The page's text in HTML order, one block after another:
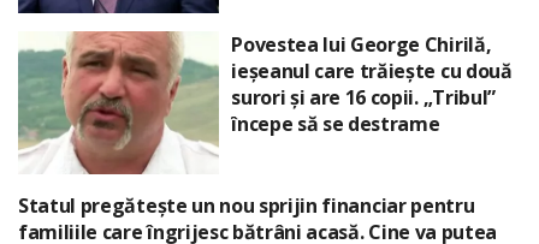
Povestea lui George Chirilă,
ieșeanul care trăiește cu două
surori și are 16 copii. „Tribul”
începe să se destrame
Statul pregătește un nou sprijin financiar pentru
familiile care îngrijesc bătrâni acasă. Cine va putea